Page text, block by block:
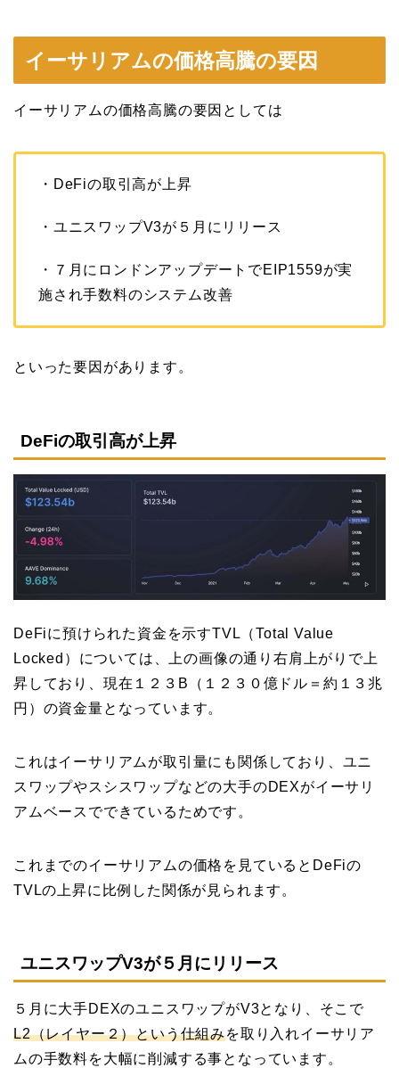
イーサリアムの価格高騰の要因
イーサリアムの価格高騰の要因としては
・DeFiの取引高が上昇
・ユニスワップV3が５月にリリース
・７月にロンドンアップデートでEIP1559が実
施され手数料のシステム改善
といった要因があります。
DeFiの取引高が上昇
DeFiに預けられた資金を示すTVL（Total Value
Locked）については、上の画像の通り右肩上がりで上
昇しており、現在１２３B（１２３０億ドル＝約１３兆
円）の資金量となっています。
これはイーサリアムが取引量にも関係しており、ユニ
スワップやスシスワップなどの大手のDEXがイーサリ
アムベースでできているためです。
これまでのイーサリアムの価格を見ているとDeFiの
TVLの上昇に比例した関係が見られます。
ユニスワップV3が５月にリリース
５月に大手DEXのユニスワップがV3となり、そこで
L2（レイヤー２）という仕組みを取り入れイーサリア
ムの手数料を大幅に削減する事となっています。